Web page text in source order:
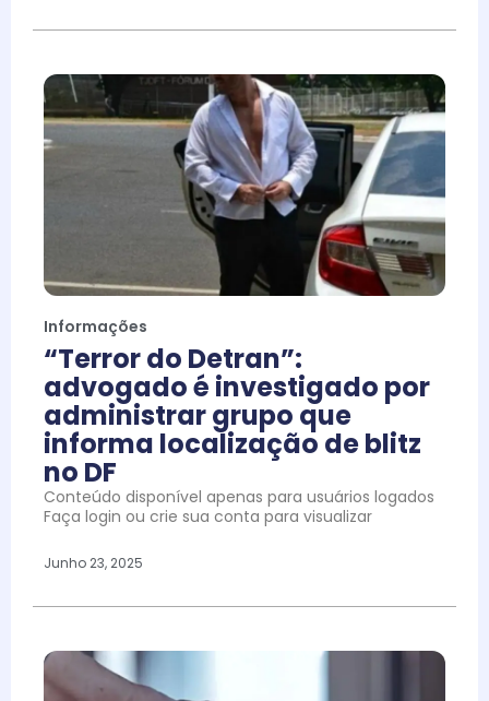
Informações
“Terror do Detran”:
advogado é investigado por
administrar grupo que
informa localização de blitz
no DF
Conteúdo disponível apenas para usuários logados
Faça login ou crie sua conta para visualizar
Junho 23, 2025